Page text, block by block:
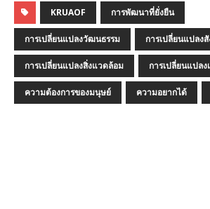
KRUAOF การพัฒนาที่ยั่งยืน
การเปลี่ยนแปลงวัฒนธรรม การเปลี่ยนแปลง
การเปลี่ยนแปลงสิ่งแวดล้อม การเปลี่ยนแปลง
ความต้องการของมนุษย์ ความอยากได้